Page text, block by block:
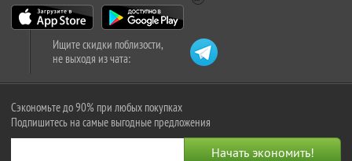
Ищите скидки поблизости,
не выходя из чата:
Сэкономьте до 90% при любых покупках
Подпишитесь на самые выгодные предложения